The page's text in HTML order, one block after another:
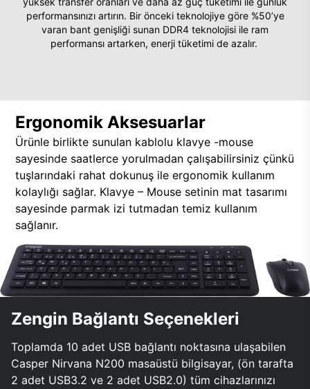
performansınızı artırın. Bir önceki teknolojiye göre %50’ye
varan bant genişliği sunan DDR4 teknolojisi ile ram
performansı artarken, enerji tüketimi de azalır.
Ergonomik Aksesuarlar
Ürünle birlikte sunulan kablolu klavye -mouse
sayesinde saatlerce yorulmadan çalışabilirsiniz çünkü
tuşlarındaki rahat dokunuş ile ergonomik kullanım
kolaylığı sağlar. Klavye – Mouse setinin mat tasarımı
sayesinde parmak izi tutmadan temiz kullanım
sağlanır.
Zengin Bağlantı Seçenekleri
Toplamda 10 adet USB bağlantı noktasına ulaşabilen
Casper Nirvana N200 masaüstü bilgisayar, (ön tarafta
2 adet USB3.2 ve 2 adet USB2.0) tüm cihazlarınızı